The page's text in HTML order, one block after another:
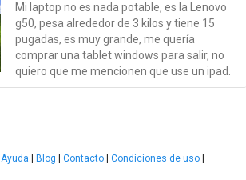
Mi laptop no es nada potable, es la Lenovo
g50, pesa alrededor de 3 kilos y tiene 15
pugadas, es muy grande, me quería
comprar una tablet windows para salir, no
quiero que me mencionen que use un ipad.
Ayuda Blog Contacto Condiciones de uso